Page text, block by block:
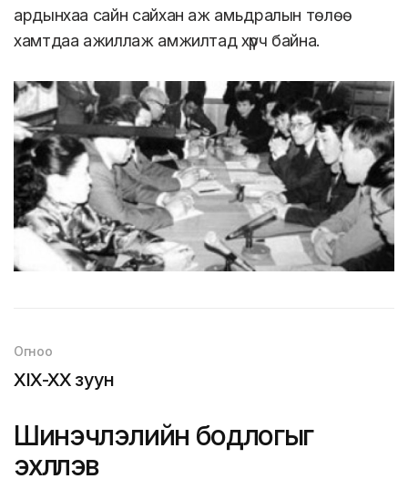
ардынхаа сайн сайхан аж амьдралын төлөө
хамтдаа ажиллаж амжилтад хүрч байна.
Огноо
XIX-XX зуун
Шинэчлэлийн бодлогыг
эхлүүлэв